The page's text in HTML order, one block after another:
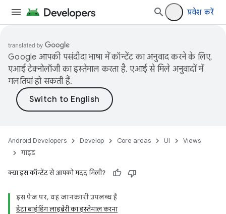
प्रवेश करें
Google आपकी पसंदीदा भाषा में कॉन्टेंट का अनुवाद करने के लिए,
एआई टेक्नोलॉजी का इस्तेमाल करता है. एआई से मिले अनुवादों में
गलतियां हो सकती हैं.
Android Developers Develop Core areas UI
Views
गाइड
क्या इस कॉन्टेंट से आपको मदद मिली?
इस पेज पर, यह जानकारी उपलब्ध है
डेटा बाइंडिंग लाइब्रेरी का इस्तेमाल करना